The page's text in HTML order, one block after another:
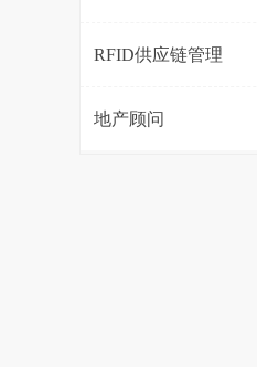
RFID供应链管理
地产顾问